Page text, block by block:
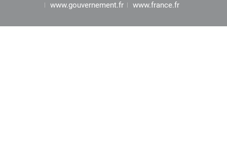
www.gouvernement.fr
www.france.fr